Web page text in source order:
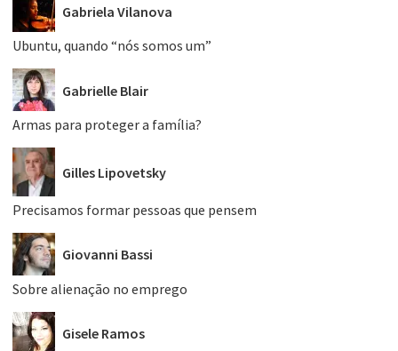
Gabriela Vilanova
Ubuntu, quando “nós somos um”
Gabrielle Blair
Armas para proteger a família?
Gilles Lipovetsky
Precisamos formar pessoas que pensem
Giovanni Bassi
Sobre alienação no emprego
Gisele Ramos